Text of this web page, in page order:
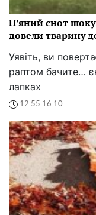
П’яний єнот
довели тварину
Уявіть, ви
раптом бачите…
лапках
12:55 16.10